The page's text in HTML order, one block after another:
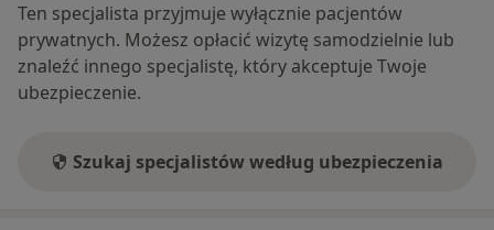
Ten specjalista przyjmuje wyłącznie pacjentów
prywatnych. Możesz opłacić wizytę samodzielnie lub
znaleźć innego specjalistę, który akceptuje Twoje
ubezpieczenie.
Szukaj specjalistów według ubezpieczenia